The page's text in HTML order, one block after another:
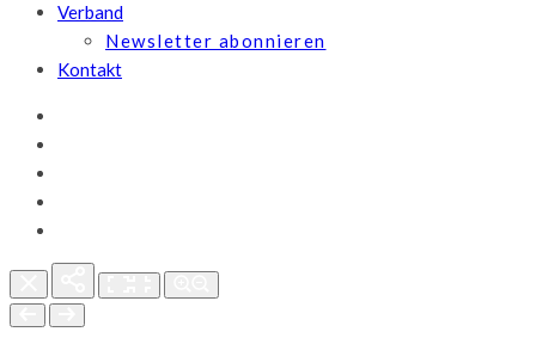
Verband
Newsletter abonnieren
Kontakt